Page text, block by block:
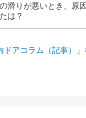
滑りが悪いとき、原
は？
ドアコラム（記事）」